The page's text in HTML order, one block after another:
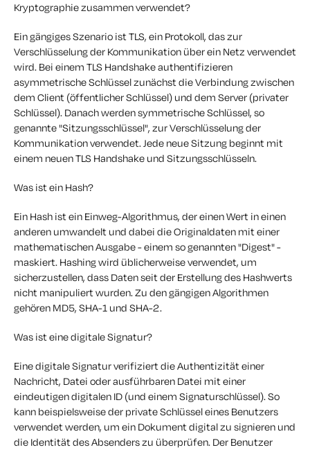
Kryptographie zusammen verwendet?
Ein gängiges Szenario ist TLS, ein Protokoll, das zur
Verschlüsselung der Kommunikation über ein Netz verwendet
wird. Bei einem TLS Handshake authentifizieren
asymmetrische Schlüssel zunächst die Verbindung zwischen
dem Client (öffentlicher Schlüssel) und dem Server (privater
Schlüssel). Danach werden symmetrische Schlüssel, so
genannte "Sitzungsschlüssel", zur Verschlüsselung der
Kommunikation verwendet. Jede neue Sitzung beginnt mit
einem neuen TLS Handshake und Sitzungsschlüsseln.
Was ist ein Hash?
Ein Hash ist ein Einweg-Algorithmus, der einen Wert in einen
anderen umwandelt und dabei die Originaldaten mit einer
mathematischen Ausgabe - einem so genannten "Digest" -
maskiert. Hashing wird üblicherweise verwendet, um
sicherzustellen, dass Daten seit der Erstellung des Hashwerts
nicht manipuliert wurden. Zu den gängigen Algorithmen
gehören MD5, SHA-1 und SHA-2.
Was ist eine digitale Signatur?
Eine digitale Signatur verifiziert die Authentizität einer
Nachricht, Datei oder ausführbaren Datei mit einer
eindeutigen digitalen ID (und einem Signaturschlüssel). So
kann beispielsweise der private Schlüssel eines Benutzers
verwendet werden, um ein Dokument digital zu signieren und
die Identität des Absenders zu überprüfen. Der Benutzer